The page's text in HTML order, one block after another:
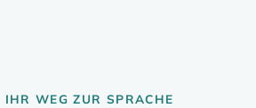
IHR WEG ZUR SPRACHE